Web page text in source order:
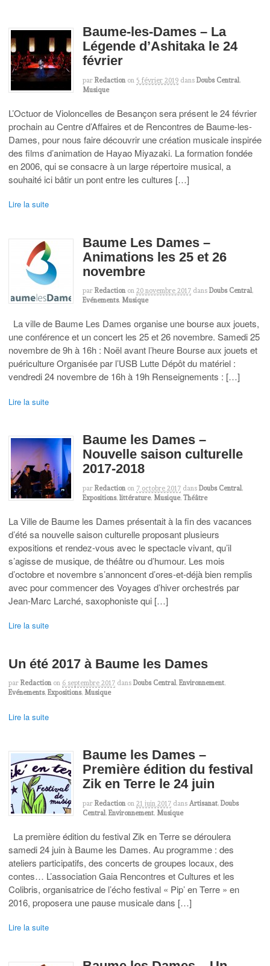
Baume-les-Dames – La
Légende d’Ashitaka le 24
février
par Redaction on 5 février 2019 dans Doubs Central,
Musique
L’Octuor de Violoncelles de Besançon sera présent le 24 février
prochain au Centre d’Affaires et de Rencontres de Baume-les-
Dames, pour nous faire découvrir une création musicale inspirée
des films d’animation de Hayao Miyazaki. La formation fondée
en 2006, qui se consacre à un large répertoire musical, a
souhaité ici bâtir un pont entre les cultures […]
Lire la suite
Baume Les Dames –
Animations les 25 et 26
novembre
par Redaction on 20 novembre 2017 dans Doubs Central,
Evénements, Musique
La ville de Baume Les Dames organise une bourse aux jouets,
une conférence et un concert les 25 et 26 novembre. Samedi 25
novembre de 9h à 16h : Noël avant l’heure Bourse aux jouets et
puériculture Organisée par l’USB Lutte Dépôt du matériel :
vendredi 24 novembre de 16h à 19h Renseignements : […]
Lire la suite
Baume les Dames –
Nouvelle saison culturelle
2017-2018
par Redaction on 7 octobre 2017 dans Doubs Central,
Expositions, littérature, Musique, Théâtre
La Ville de Baume les Dames présentait à la fin des vacances
d’été sa nouvelle saison culturelle proposant plusieurs
expositions et rendez-vous avec le spectacle vivant, qu’il
s’agisse de musique, de théâtre ou d’humour. Les mois
d’octobre et novembre s’annoncent d’ores-et-déjà bien remplis
avec pour commencer des Voyages d’hiver orchestrés par
Jean-Marc Larché, saxophoniste qui […]
Lire la suite
Un été 2017 à Baume les Dames
par Redaction on 6 septembre 2017 dans Doubs Central, Environnement,
Evénements, Expositions, Musique
Lire la suite
Baume les Dames –
Première édition du festival
Zik en Terre le 24 juin
par Redaction on 21 juin 2017 dans Artisanat, Doubs
Central, Environnement, Musique
La première édition du festival Zik en Terre se déroulera
samedi 24 juin à Baume les Dames. Au programme : des
ateliers participatifs, des concerts de groupes locaux, des
contes… L’association Gaia Rencontres et Cultures et les
Colibris, organisatrice de l’écho festival « Pip’ en Terre » en
2016, proposera une pause musicale dans […]
Lire la suite